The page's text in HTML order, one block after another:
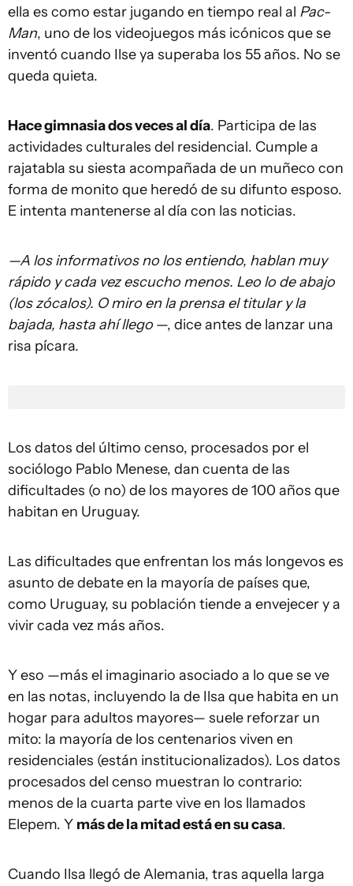
ella es como estar jugando en tiempo real al Pac-
Man, uno de los videojuegos más icónicos que se
inventó cuando Ilse ya superaba los 55 años. No se
queda quieta.
Hace gimnasia dos veces al día. Participa de las
actividades culturales del residencial. Cumple a
rajatabla su siesta acompañada de un muñeco con
forma de monito que heredó de su difunto esposo.
E intenta mantenerse al día con las noticias.
—A los informativos no los entiendo, hablan muy
rápido y cada vez escucho menos. Leo lo de abajo
(los zócalos). O miro en la prensa el titular y la
bajada, hasta ahí llego —, dice antes de lanzar una
risa pícara.
Los datos del último censo, procesados por el
sociólogo Pablo Menese, dan cuenta de las
dificultades (o no) de los mayores de 100 años que
habitan en Uruguay.
Las dificultades que enfrentan los más longevos es
asunto de debate en la mayoría de países que,
como Uruguay, su población tiende a envejecer y a
vivir cada vez más años.
Y eso —más el imaginario asociado a lo que se ve
en las notas, incluyendo la de Ilsa que habita en un
hogar para adultos mayores— suele reforzar un
mito: la mayoría de los centenarios viven en
residenciales (están institucionalizados). Los datos
procesados del censo muestran lo contrario:
menos de la cuarta parte vive en los llamados
Elepem. Y más de la mitad está en su casa.
Cuando Ilsa llegó de Alemania, tras aquella larga